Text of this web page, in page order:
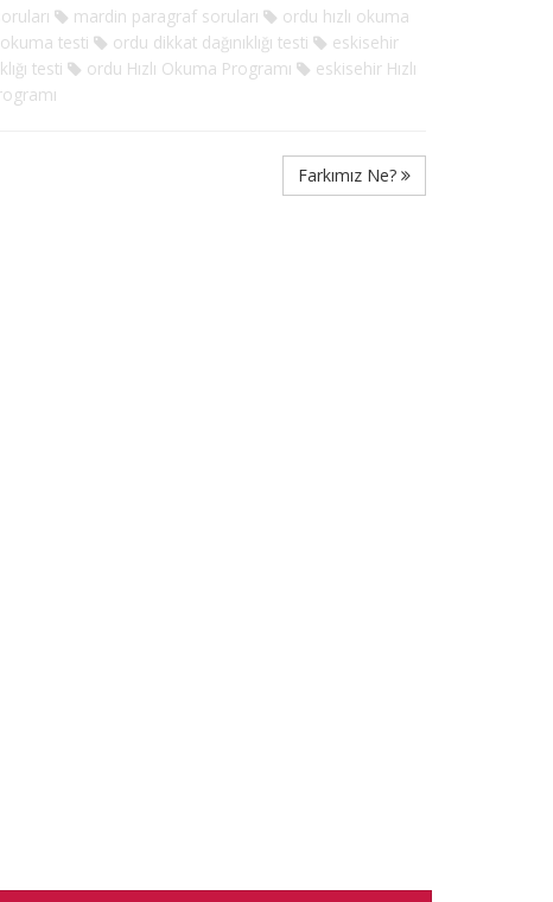
mardin paragraf soruları
ordu hızlı okuma
okuma testi ordu dikkat dağınıklığı testi
eskisehir
testi ordu Hızlı Okuma Programı
eskisehir Hızlı
Farkımız Ne?